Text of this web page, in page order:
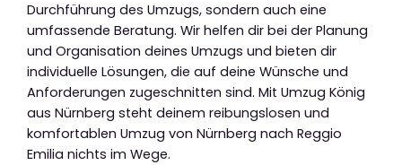
Durchführung des Umzugs, sondern auch eine
umfassende Beratung. Wir helfen dir bei der Planung
und Organisation deines Umzugs und bieten dir
individuelle Lösungen, die auf deine Wünsche und
Anforderungen zugeschnitten sind. Mit Umzug König
aus Nürnberg steht deinem reibungslosen und
komfortablen Umzug von Nürnberg nach Reggio
Emilia nichts im Wege.